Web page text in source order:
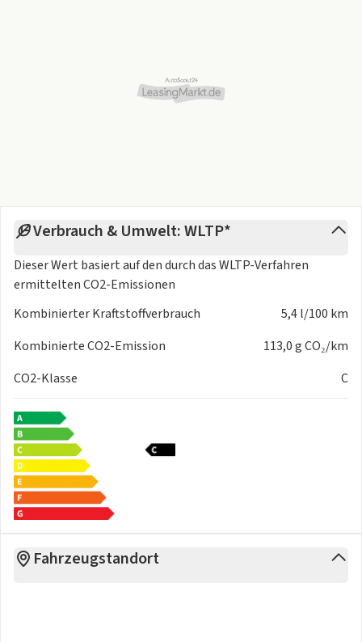
Verbrauch & Umwelt: WLTP*
Dieser Wert basiert auf den durch dasWLTP-Verfahren
ermittelten CO2-Emissionen
Kombinierter Kraftstoffverbrauch
5,4 l/100 km
Kombinierte CO2-Emission
113,0 g CO₂/km
CO2-Klasse
C
Fahrzeugstandort